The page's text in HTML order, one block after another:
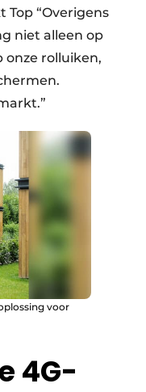
“Overigens
niet alleen op
onze rolluiken,
voor
4G-